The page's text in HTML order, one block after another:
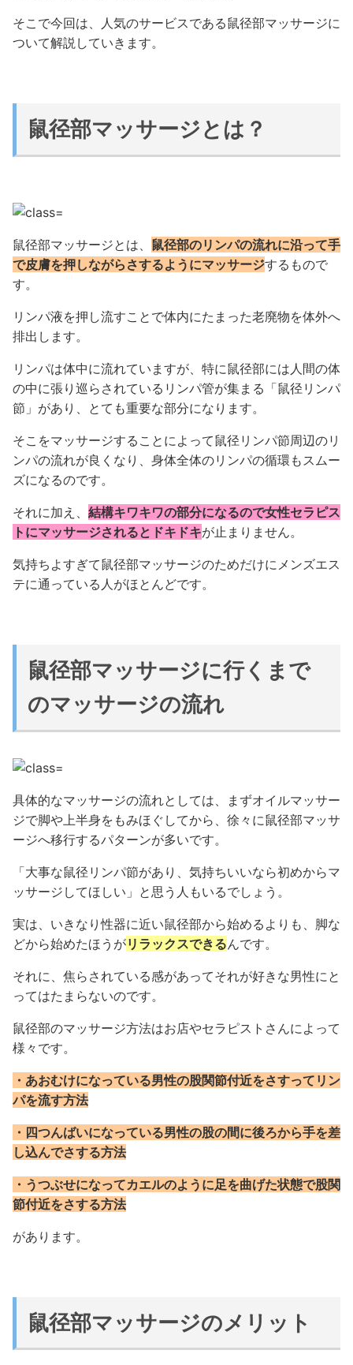
そこで今回は、人気のサービスである鼠径部マッサージに
ついて解説していきます。
鼠径部マッサージとは？
鼠径部マッサージとは、 鼠径部のリンパの流れに沿って手
で皮膚を押しながらさするようにマッサージするもので
す。
リンパ液を押し流すことで体内にたまった老廃物を体外へ
排出します。
リンパは体中に流れていますが、特に鼠径部には人間の体
の中に張り巡らされているリンパ管が集まる「鼠径リンパ
節」があり、とても重要な部分になります。
そこをマッサージすることによって鼠径リンパ節周辺のリ
ンパの流れが良くなり、身体全体のリンパの循環もスムー
ズになるのです。
それに加え、 結構キワキワの部分になるので女性セラピス
トにマッサージされるとドキドキが止まりません。
気持ちよすぎて鼠径部マッサージのためだけにメンズエス
テに通っている人がほとんどです。
鼠径部マッサージに行くまで
のマッサージの流れ
具体的なマッサージの流れとしては、まずオイルマッサー
ジで脚や上半身をもみほぐしてから、徐々に鼠径部マッサ
ージへ移行するパターンが多いです。
「大事な鼠径リンパ節があり、気持ちいいなら初めからマ
ッサージしてほしい」と思う人もいるでしょう。
実は、いきなり性器に近い鼠径部から始めるよりも、脚な
どから始めたほうがリラックスできるんです。
それに、焦らされている感があってそれが好きな男性にと
ってはたまらないのです。
鼠径部のマッサージ方法はお店やセラピストさんによって
様々です。
・あおむけになっている男性の股関節付近をさすってリン
パを流す方法
・四つんばいになっている男性の股の間に後ろから手を差
し込んでさする方法
・うつぶせになってカエルのように足を曲げた状態で股関
節付近をさする方法
があります。
鼠径部マッサージのメリット